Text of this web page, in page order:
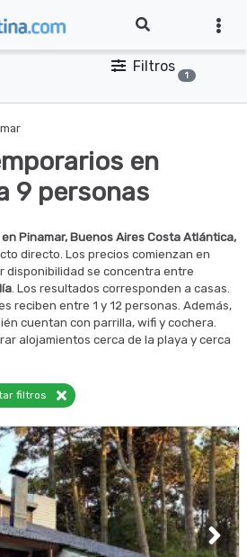
Filtros
1
en
9 personas
Pinamar, Buenos Aires Costa Atlántica,
directo. Los precios comienzan en
disponibilidad se concentra entre
. Los resultados corresponden a casas.
reciben entre 1 y 12 personas. Además,
cuentan con parrilla, wifi y cochera.
alojamientos cerca de la playa y cerca
filtros